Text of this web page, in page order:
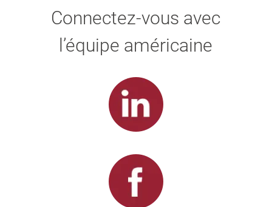
Connectez-vous avec
l’équipe américaine